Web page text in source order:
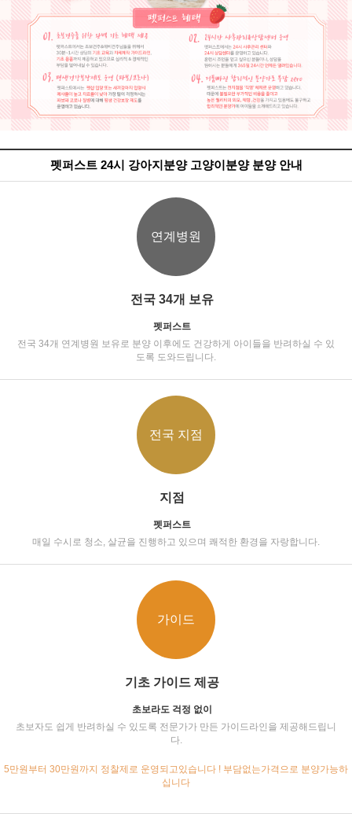
펫퍼스트 24시 강아지분양 고양이분양 분양 안내
연계병원
전국 34개 보유
펫퍼스트
전국 34개 연계병원 보유로 분양 이후에도 건강하게 아이들을 반려하실 수 있
도록 도와드립니다.
전국 지점
지점
펫퍼스트
매일 수시로 청소, 살균을 진행하고 있으며 쾌적한 환경을 자랑합니다.
가이드
기초 가이드 제공
초보라도 걱정 없이
초보자도 쉽게 반려하실 수 있도록 전문가가 만든 가이드라인을 제공해드립니
다.
5만원부터 30만원까지 정찰제로 운영되고있습니다 ! 부담없는가격으로 분양가능하
십니다